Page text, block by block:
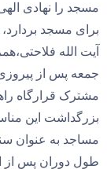
مسجد را نهادی
برای مسجد
آیت الله
جمعه پس از
مشترک قرارگاه
بزرگداشت این
مساجد به عنوان
طول دوران پس از